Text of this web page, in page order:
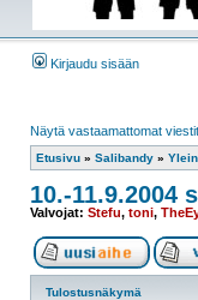
Kirjaudu sisään
Näytä vastaamattomat viestit
Etusivu » Salibandy »
10.-11.9.2004
Valvojat: Stefu, toni,
Tulostusnäkymä